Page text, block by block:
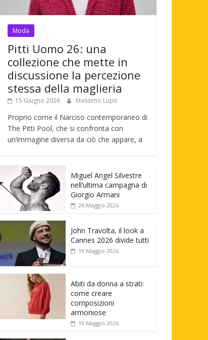
Moda
Pitti Uomo 26: una
collezione che mette in
discussione la percezione
stessa della maglieria
15 Giugno 2026 Massimo Lupo
Proprio come il Narciso contemporaneo di
The Pitti Pool, che si confronta con
un’immagine diversa da ciò che appare, a
Miguel Angel Silvestre
nell’ultima campagna di
Giorgio Armani
26 Maggio 2026
John Travolta, il look a
Cannes 2026 divide tutti
19 Maggio 2026
Abiti da donna a strati:
come creare
composizioni
armoniose
19 Maggio 2026